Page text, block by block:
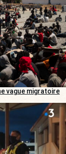
vague migratoire